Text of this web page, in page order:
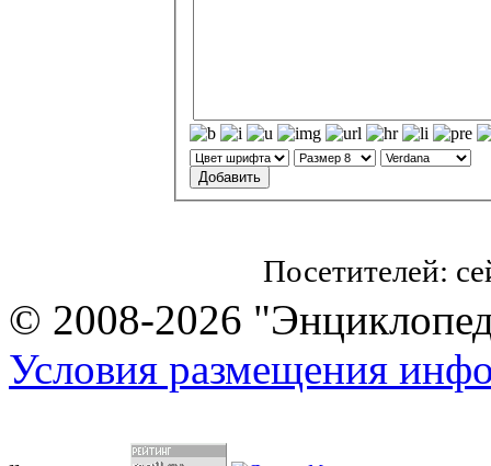
Посетителей:
© 2008-2026
Условия размещения